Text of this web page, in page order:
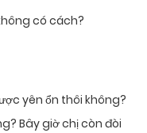
có cách?
yên ổn thôi không?
Bây giờ chị còn đòi